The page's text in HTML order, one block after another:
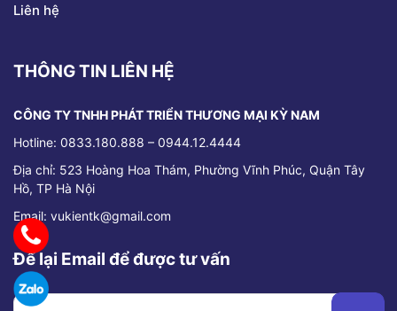
Liên hệ
THÔNG TIN LIÊN HỆ
CÔNG TY TNHH PHÁT TRIỂN THƯƠNG MẠI KỲ NAM
Hotline: 0833.180.888 – 0944.12.4444
Địa chỉ: 523 Hoàng Hoa Thám, Phường Vĩnh Phúc, Quận Tây
Hồ, TP Hà Nội
Email: vukientk@gmail.com
Để lại Email để được tư vấn